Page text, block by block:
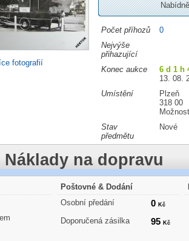
fotografií
Počet příhozů
0
Nejvýše
přihazující
Konec aukce
6 d 1 h
13. 08.
Umístění
Plzeň
318 00
Stav
předmětu
Nové
Náklady na dopravu
Poštovné & Dodání
Osobní předání
0 Kč
Doporučená zásilka 95 Kč